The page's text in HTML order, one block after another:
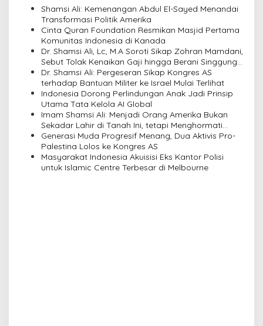
Shamsi Ali: Kemenangan Abdul El-Sayed Menandai
Transformasi Politik Amerika
Cinta Quran Foundation Resmikan Masjid Pertama
Komunitas Indonesia di Kanada
Dr. Shamsi Ali, Lc, M.A Soroti Sikap Zohran Mamdani,
Sebut Tolak Kenaikan Gaji hingga Berani Singgung
Netanyahu
Dr. Shamsi Ali: Pergeseran Sikap Kongres AS
terhadap Bantuan Militer ke Israel Mulai Terlihat
Indonesia Dorong Perlindungan Anak Jadi Prinsip
Utama Tata Kelola AI Global
Imam Shamsi Ali: Menjadi Orang Amerika Bukan
Sekadar Lahir di Tanah Ini, tetapi Menghormati
Perbedaan
Generasi Muda Progresif Menang, Dua Aktivis Pro-
Palestina Lolos ke Kongres AS
Masyarakat Indonesia Akuisisi Eks Kantor Polisi
untuk Islamic Centre Terbesar di Melbourne